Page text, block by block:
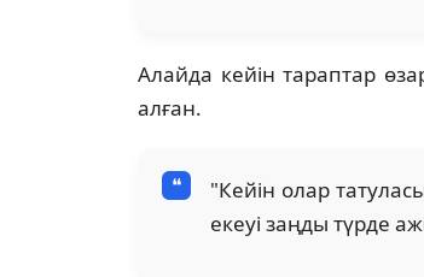
Алайда кейін тараптар
алған.
"Кейін олар
екеуі заңды түрде